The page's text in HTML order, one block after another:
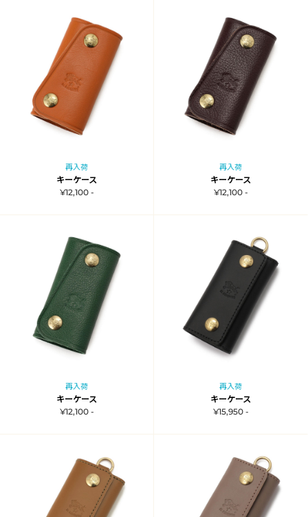
再入荷
キーケース
¥12,100 -
再入荷
キーケース
¥12,100 -
再入荷
キーケース
¥12,100 -
再入荷
キーケース
¥15,950 -